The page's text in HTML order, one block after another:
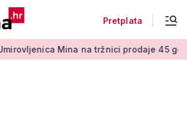
Pretplata
Mina na tržnici prodaje 45